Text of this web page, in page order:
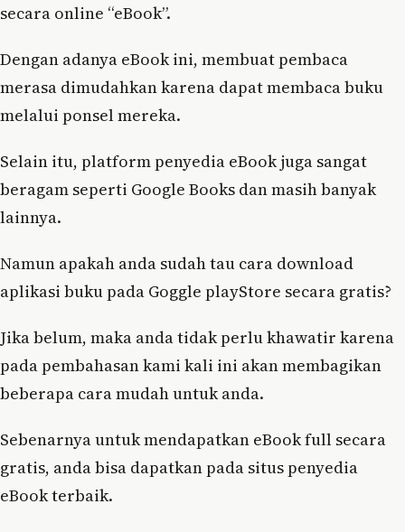
secara online “eBook”.
Dengan adanya eBook ini, membuat pembaca
merasa dimudahkan karena dapat membaca buku
melalui ponsel mereka.
Selain itu, platform penyedia eBook juga sangat
beragam seperti Google Books dan masih banyak
lainnya.
Namun apakah anda sudah tau cara download
aplikasi buku pada Goggle playStore secara gratis?
Jika belum, maka anda tidak perlu khawatir karena
pada pembahasan kami kali ini akan membagikan
beberapa cara mudah untuk anda.
Sebenarnya untuk mendapatkan eBook full secara
gratis, anda bisa dapatkan pada situs penyedia
eBook terbaik.